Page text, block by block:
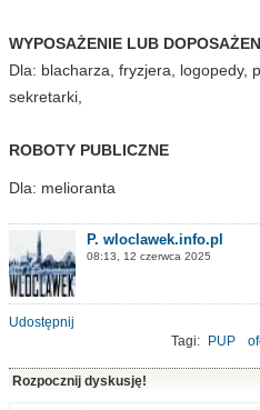
WYPOSAŻENIE LUB
Dla: blacharza, fryzjera, logopedy,
sekretarki,
ROBOTY PUBLICZNE
Dla: melioranta
P. wloclawek.info.pl
08:13, 12 czerwca 2025
Udostępnij
Tagi:
PUP
Rozpocznij dyskusję!